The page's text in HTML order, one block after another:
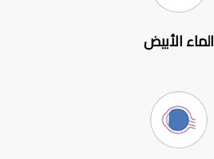
الماء الأبيض